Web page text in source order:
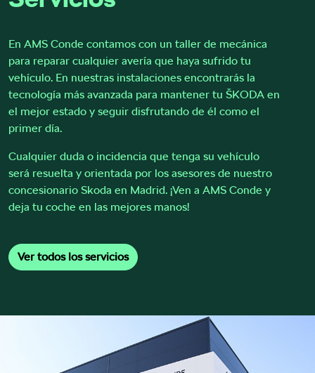
En AMS Conde contamos con un taller de mecánica
para reparar cualquier avería que haya sufrido tu
vehículo. En nuestras instalaciones encontrarás la
tecnología más avanzada para mantener tu ŠKODA en
el mejor estado y seguir disfrutando de él como el
primer día.
Cualquier duda o incidencia que tenga su vehículo
será resuelta y orientada por los asesores de nuestro
concesionario Skoda en Madrid. ¡Ven a AMS Conde y
deja tu coche en las mejores manos!
Ver todos los servicios